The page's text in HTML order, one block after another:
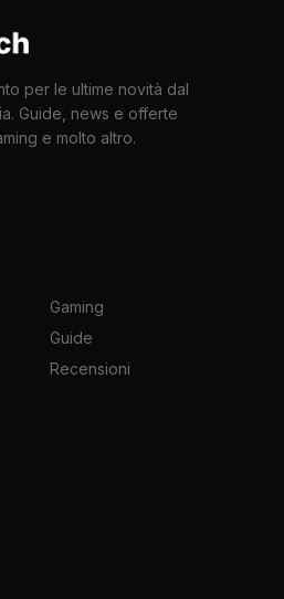
per le ultime novità dal
Guide, news e offerte
e molto altro.
Gaming
Guide
Recensioni